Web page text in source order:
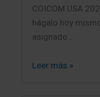
COICOM USA
hágalo hoy
asignado…
Leer más »